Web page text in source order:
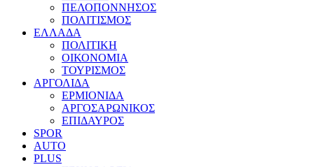
ΠΕΛΟΠΟΝΝΗΣΟΣ
ΠΟΛΙΤΙΣΜΟΣ
ΕΛΛΑΔΑ
ΠΟΛΙΤΙΚΗ
ΟΙΚΟΝΟΜΙΑ
ΤΟΥΡΙΣΜΟΣ
ΑΡΓΟΛΙΔΑ
ΕΡΜΙΟΝΙΔΑ
ΑΡΓΟΣΑΡΩΝΙΚΟΣ
ΕΠΙΔΑΥΡΟΣ
SPOR
AUTO
PLUS